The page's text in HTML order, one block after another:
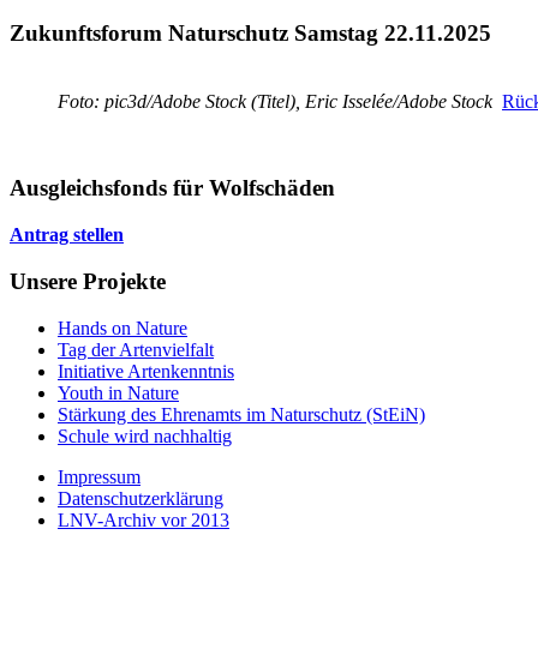
Zukunftsforum Naturschutz Samstag 22.11.2025
Foto: pic3d/Adobe Stock (Titel), Eric Isselée/Adobe Stock
Ausgleichsfonds für Wolfschäden
Antrag stellen
Unsere Projekte
Hands on Nature
Tag der Artenvielfalt
Initiative Artenkenntnis
Youth in Nature
Stärkung des Ehrenamts im Naturschutz (StEiN)
Schule wird nachhaltig
Impressum
Datenschutzerklärung
LNV-Archiv vor 2013